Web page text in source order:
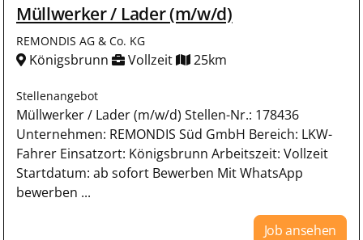
Müllwerker / Lader (m/w/d)
REMONDIS AG & Co. KG
Königsbrunn Vollzeit 25km
Stellenangebot
Müllwerker / Lader (m/w/d) Stellen-Nr.: 178436
Unternehmen: REMONDIS Süd GmbH Bereich: LKW-
Fahrer Einsatzort: Königsbrunn Arbeitszeit: Vollzeit
Startdatum: ab sofort Bewerben Mit WhatsApp
bewerben ...
Job ansehen